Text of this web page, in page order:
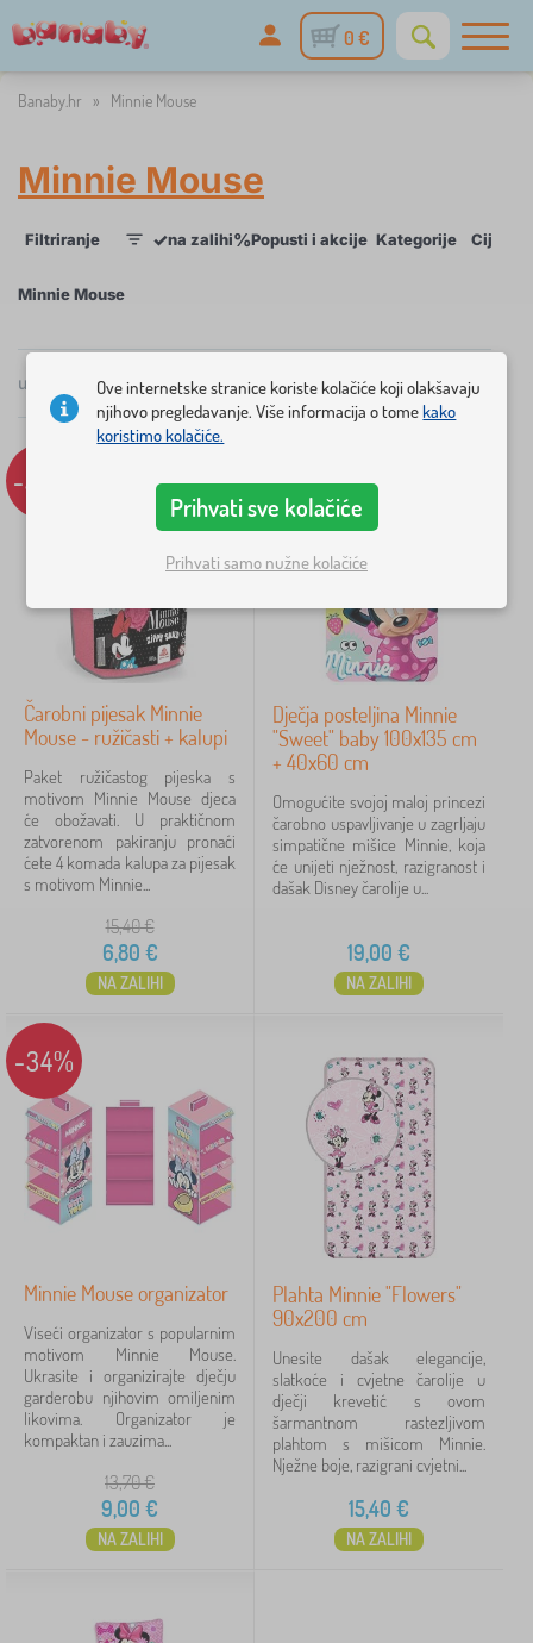
0 €
Banaby.hr » Minnie Mouse
Minnie Mouse
Filtriranje ✓na zalihi%Popusti i akcije Kategorije Cijena
FILTRIRANJE ×
e
t
i
l
i
m
a
d
r
s
t
e
l
j
i
n
a
č
k
s
l
i
i
m
a
P
l
a
h
t
e
›
g
k
e
>
n
t
e
r
a
i
g
r
a
č
k
e
1
O
a
n
a
t
o
r
i
č
k
1
Cijena
6 €30 €
Filtriraj
Pretraži unutar filtra
Dostupnost
Vrsta ponude
Oznake
Likovi iz bajki
1
Lilo and Stitch
5
Gabby's Dollhouse
4
Minnie Mouse
ukupno proizvoda
po
popularnosti
-56%
Čarobni pijesak Minnie
Mouse - ružičasti + kalupi
Paket ružičastog pijeska s
motivom Minnie Mouse djeca
će obožavati. U praktičnom
zatvorenom pakiranju pronaći
ćete 4 komada kalupa za pijesak
s motivom Minnie...
15,40€
6,80 €
NA ZALIHI
Dječja posteljina Minnie
"Sweet" baby 100x135 cm
+ 40x60 cm
Omogućite svojoj maloj princezi
čarobno uspavljivanje u zagrljaju
simpatične mišice Minnie, koja
će unijeti nježnost, razigranost i
dašak Disney čarolije u...
19,00 €
NA ZALIHI
-34%
Minnie Mouse organizator
Viseći organizator s popularnim
motivom Minnie Mouse.
Ukrasite i organizirajte dječju
garderobu njihovim omiljenim
likovima. Organizator je
kompaktan i zauzima...
13,70€
9,00 €
NA ZALIHI
Plahta Minnie "Flowers"
90x200 cm
Unesite dašak elegancije,
slatkoće i cvjetne čarolije u
dječji krevetić s ovom
šarmantnom rastezljivom
plahtom s mišicom Minnie.
Nježne boje, razigrani cvjetni...
15,40 €
NA ZALIHI
Ove internetske stranice koriste kolačiće koji olakšavaju
njihovo pregledavanje. Više informacija o tomekako
koristimo kolačiće.
Prihvati sve kolačiće
Prihvati samo nužne kolačiće